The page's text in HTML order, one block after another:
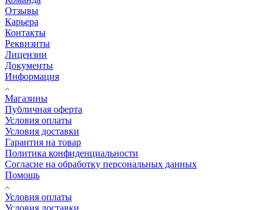
Отзывы
Карьера
Контакты
Реквизиты
Лицензии
Документы
Информация
Магазины
Публичная оферта
Условия оплаты
Условия доставки
Гарантия на товар
Политика конфиденциальности
Согласие на обработку персональных данных
Помощь
Условия оплаты
Условия доставки